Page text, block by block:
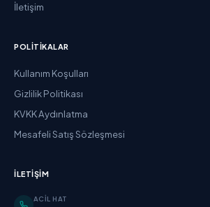
İletişim
POLITIKALAR
Kullanım Koşulları
Gizlilik Politikası
KVKK Aydınlatma
Mesafeli Satış Sözleşmesi
İLETIŞIM
ACIL HAT